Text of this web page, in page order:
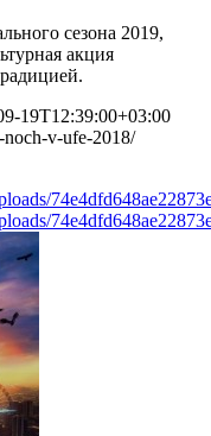
сезона 2019,
акция
19T12:39:00+03:00
noch-v-ufe-2018/